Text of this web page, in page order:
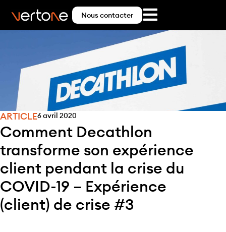
Nous contacter
ARTICLE6 avril 2020
Comment Decathlon
transforme son expérience
client pendant la crise du
COVID-19 – Expérience
(client) de crise #3